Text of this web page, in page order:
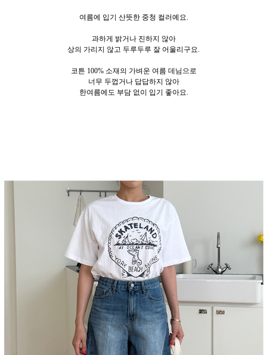
여름에 입기 산뜻한 중청 컬러예요.
과하게 밝거나 진하지 않아
상의 가리지 않고 두루두루 잘 어울리구요.
코튼 100% 소재의 가벼운 여름 데님으로
너무 두껍거나 답답하지 않아
한여름에도 부담 없이 입기 좋아요.